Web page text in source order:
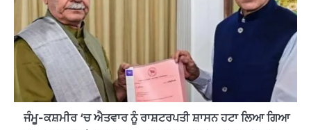
ਜੰਮੂ-ਕਸ਼ਮੀਰ ‘ਚ ਐਤਵਾਰ ਨੂੰ ਰਾਸ਼ਟਰਪਤੀ ਸ਼ਾਸਨ ਹਟਾ ਲਿਆ ਗਿਆ